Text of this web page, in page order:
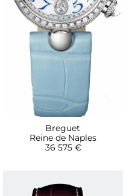
Breguet
Reine de Naples
36 575 €